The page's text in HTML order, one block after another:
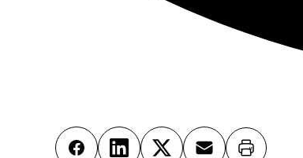
Imprimer